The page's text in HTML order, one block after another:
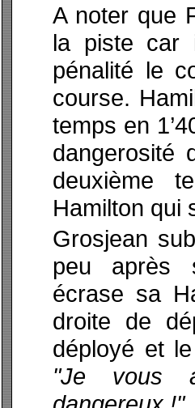
A noter que
la piste car
pénalité le
course.
temps en
dangerosité
deuxième
Hamilton qui
Grosjean
peu après
écrase sa
droite de
déployé et
"Je vous